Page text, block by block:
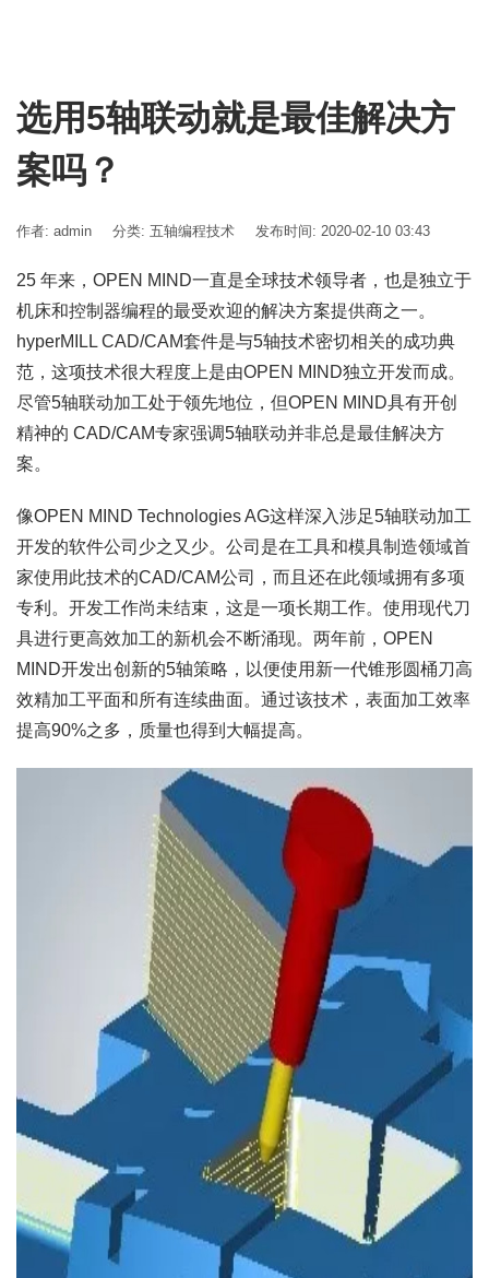
选用5轴联动就是最佳解决方
案吗？
作者: admin 分类: 五轴编程技术 发布时间: 2020-02-10 03:43
25 年来，OPEN MIND一直是全球技术领导者，也是独立于
机床和控制器编程的最受欢迎的解决方案提供商之一。
hyperMILL CAD/CAM套件是与5轴技术密切相关的成功典
范，这项技术很大程度上是由OPEN MIND独立开发而成。
尽管5轴联动加工处于领先地位，但OPEN MIND具有开创
精神的 CAD/CAM专家强调5轴联动并非总是最佳解决方
案。
像OPEN MIND Technologies AG这样深入涉足5轴联动加工
开发的软件公司少之又少。公司是在工具和模具制造领域首
家使用此技术的CAD/CAM公司，而且还在此领域拥有多项
专利。开发工作尚未结束，这是一项长期工作。使用现代刀
具进行更高效加工的新机会不断涌现。两年前，OPEN
MIND开发出创新的5轴策略，以便使用新一代锥形圆桶刀高
效精加工平面和所有连续曲面。通过该技术，表面加工效率
提高90%之多，质量也得到大幅提高。